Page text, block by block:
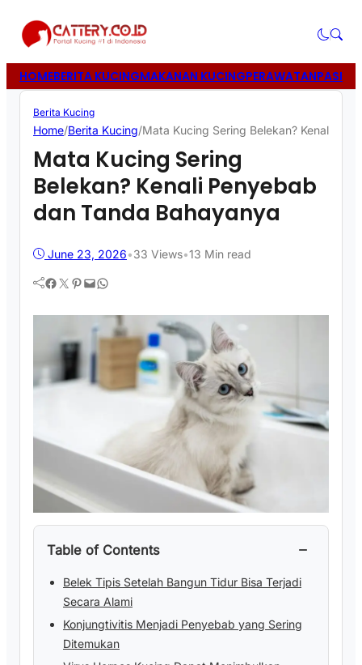
HOMEBERITA KUCINGMAKANAN KUCINGPERAWATANPASIR
Berita Kucing
Home/Berita Kucing/Mata Kucing Sering Belekan? Kenali
Mata Kucing Sering
Belekan? Kenali Penyebab
dan Tanda Bahayanya
June 23, 2026•33 Views•13 Min read
Facebook Twitter Pinterest Mail WhatsApp
Table of Contents −
Belek Tipis Setelah Bangun Tidur Bisa Terjadi
Secara Alami
Konjungtivitis Menjadi Penyebab yang Sering
Ditemukan